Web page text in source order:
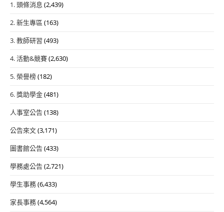
1. 頭條消息 (2,439)
2. 新生專區 (163)
3. 教師研習 (493)
4. 活動&競賽(2,630)
5. 榮譽榜(182)
6. 獎助學金(481)
人事室公告(138)
公告來文(3,171)
圖書館公告(433)
學務處公告(2,721)
學生事務(6,433)
家長事務(4,564)